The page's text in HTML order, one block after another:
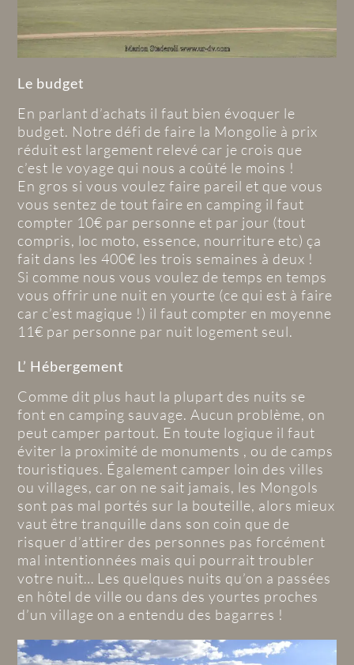
Le budget
En parlant d’achats il faut bien évoquer le
budget. Notre défi de faire la Mongolie à prix
réduit est largement relevé car je crois que
c’est le voyage qui nous a coûté le moins !
En gros si vous voulez faire pareil et que vous
vous sentez de tout faire en camping il faut
compter 10€ par personne et par jour (tout
compris, loc moto, essence, nourriture etc) ça
fait dans les 400€ les trois semaines à deux !
Si comme nous vous voulez de temps en temps
vous offrir une nuit en yourte (ce qui est à faire
car c’est magique !) il faut compter en moyenne
11€ par personne par nuit logement seul.
L’ Hébergement
Comme dit plus haut la plupart des nuits se
font en camping sauvage. Aucun problème, on
peut camper partout. En toute logique il faut
éviter la proximité de monuments , ou de camps
touristiques. Également camper loin des villes
ou villages, car on ne sait jamais, les Mongols
sont pas mal portés sur la bouteille, alors mieux
vaut être tranquille dans son coin que de
risquer d’attirer des personnes pas forcément
mal intentionnées mais qui pourrait troubler
votre nuit… Les quelques nuits qu’on a passées
en hôtel de ville ou dans des yourtes proches
d’un village on a entendu des bagarres !